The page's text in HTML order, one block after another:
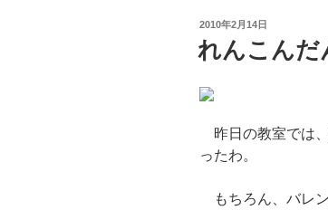
投
稿
日:
2010年2月14日
れんこんだ
昨日の教室では
ったわ。
もちろん、バレ